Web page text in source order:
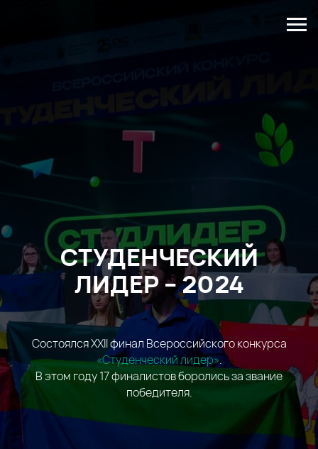
СТУДЕНЧЕСКИЙ
ЛИДЕР – 2024
Состоялся XХII финал Всероссийского конкурса
«Студенческий лидер».
В этом году 17 финалистов боролись за звание
победителя.